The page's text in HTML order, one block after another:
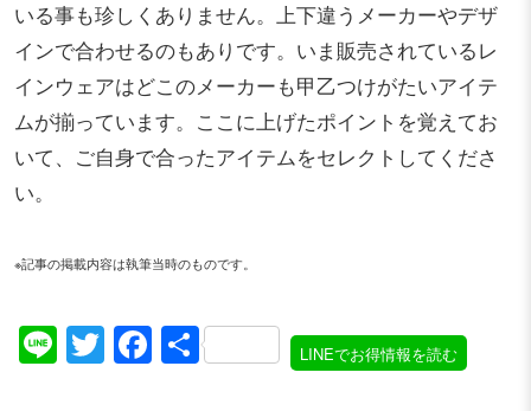
いる事も珍しくありません。上下違うメーカーやデザ
インで合わせるのもありです。いま販売されているレ
インウェアはどこのメーカーも甲乙つけがたいアイテ
ムが揃っています。ここに上げたポイントを覚えてお
いて、ご自身で合ったアイテムをセレクトしてくださ
い。
※記事の掲載内容は執筆当時のものです。
LineTwitter
Facebook
共
有
LINEでお得情報を読む